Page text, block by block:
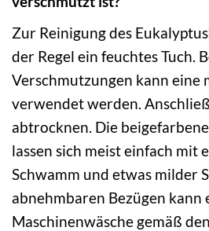
Zur Reinigung des
der Regel ein feuchtes Tuch.
Verschmutzungen kann eine
verwendet werden.
abtrocknen. Die
lassen sich meist einfach mit
Schwamm und etwas milder
abnehmbaren Bezügen kann
Maschinenwäsche gemäß